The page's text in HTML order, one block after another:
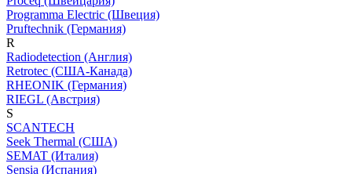
Programma Electric (Швеция)
Pruftechnik (Германия)
R
Radiodetection (Англия)
Retrotec (США-Канада)
RHEONIK (Германия)
RIEGL (Австрия)
S
SCANTECH
Seek Thermal (США)
SEMAT (Италия)
Sensia (Испания)